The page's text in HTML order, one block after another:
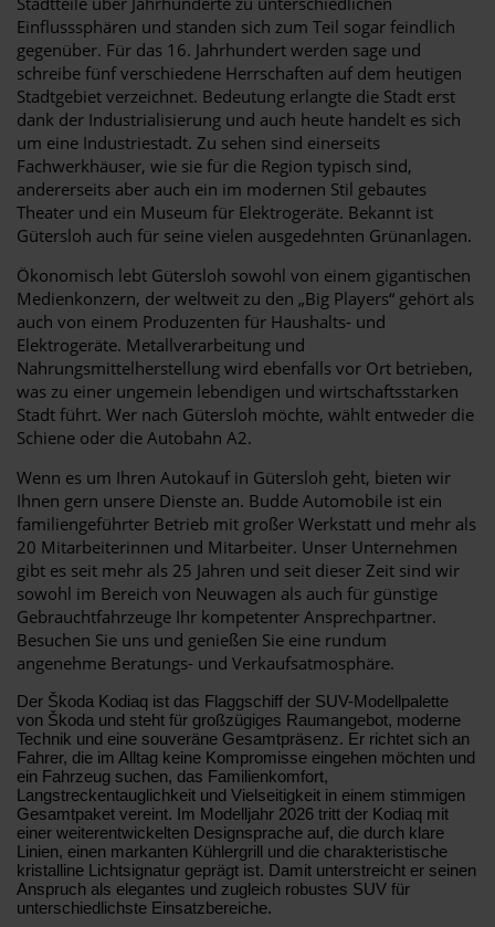
Einflusssphären und standen sich zum Teil sogar feindlich
gegenüber. Für das 16. Jahrhundert werden sage und
schreibe fünf verschiedene Herrschaften auf dem heutigen
Stadtgebiet verzeichnet. Bedeutung erlangte die Stadt erst
dank der Industrialisierung und auch heute handelt es sich
um eine Industriestadt. Zu sehen sind einerseits
Fachwerkhäuser, wie sie für die Region typisch sind,
andererseits aber auch ein im modernen Stil gebautes
Theater und ein Museum für Elektrogeräte. Bekannt ist
Gütersloh auch für seine vielen ausgedehnten Grünanlagen.
Ökonomisch lebt Gütersloh sowohl von einem gigantischen
Medienkonzern, der weltweit zu den „Big Players“ gehört als
auch von einem Produzenten für Haushalts- und
Elektrogeräte. Metallverarbeitung und
Nahrungsmittelherstellung wird ebenfalls vor Ort betrieben,
was zu einer ungemein lebendigen und wirtschaftsstarken
Stadt führt. Wer nach Gütersloh möchte, wählt entweder die
Schiene oder die Autobahn A2.
Wenn es um Ihren Autokauf in Gütersloh geht, bieten wir
Ihnen gern unsere Dienste an. Budde Automobile ist ein
familiengeführter Betrieb mit großer Werkstatt und mehr als
20 Mitarbeiterinnen und Mitarbeiter. Unser Unternehmen
gibt es seit mehr als 25 Jahren und seit dieser Zeit sind wir
sowohl im Bereich von Neuwagen als auch für günstige
Gebrauchtfahrzeuge Ihr kompetenter Ansprechpartner.
Besuchen Sie uns und genießen Sie eine rundum
angenehme Beratungs- und Verkaufsatmosphäre.
Der Škoda Kodiaq ist das Flaggschiff der SUV-Modellpalette
von Škoda und steht für großzügiges Raumangebot, moderne
Technik und eine souveräne Gesamtpräsenz. Er richtet sich an
Fahrer, die im Alltag keine Kompromisse eingehen möchten und
ein Fahrzeug suchen, das Familienkomfort,
Langstreckentauglichkeit und Vielseitigkeit in einem stimmigen
Gesamtpaket vereint. Im Modelljahr 2026 tritt der Kodiaq mit
einer weiterentwickelten Designsprache auf, die durch klare
Linien, einen markanten Kühlergrill und die charakteristische
kristalline Lichtsignatur geprägt ist. Damit unterstreicht er seinen
Anspruch als elegantes und zugleich robustes SUV für
unterschiedlichste Einsatzbereiche.